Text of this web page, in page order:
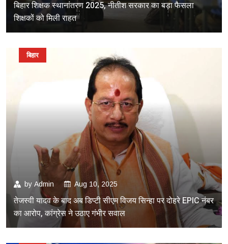
बिहार शिक्षक स्थानांतरण 2025, नीतीश सरकार का बड़ा फैसला
शिक्षकों को मिली राहत
by Admin Aug 10, 2025
तेजस्वी यादव के बाद अब डिप्टी सीएम विजय सिन्हा पर दोहरे EPIC नंबर
का आरोप, कांग्रेस ने उठाए गंभीर सवाल
बिहार